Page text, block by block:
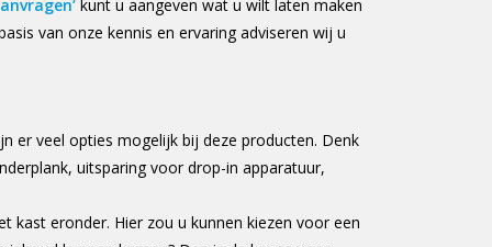
kunt u aangeven wat u wilt laten maken
van onze kennis en ervaring adviseren wij u
er veel opties mogelijk bij deze producten. Denk
uitsparing voor drop-in apparatuur,
kast eronder. Hier zou u kunnen kiezen voor een